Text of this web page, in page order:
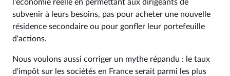
l'économie réelle en permettant aux dirigeants de
subvenir à leurs besoins, pas pour acheter une nouvelle
résidence secondaire ou pour gonfler leur portefeuille
d'actions.
Nous voulons aussi corriger un mythe répandu : le taux
d'impôt sur les sociétés en France serait parmi les plus